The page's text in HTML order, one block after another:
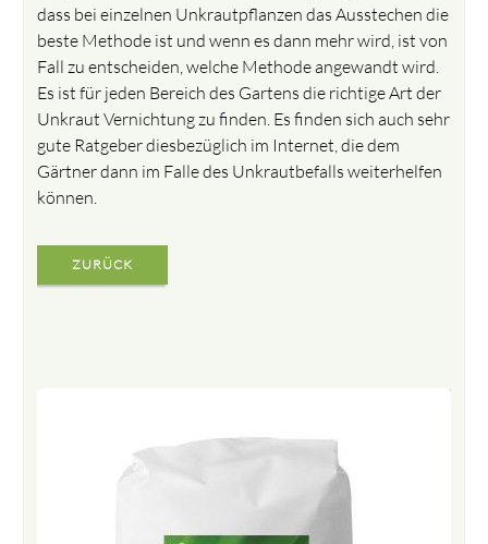
dass bei einzelnen Unkrautpflanzen das Ausstechen die
beste Methode ist und wenn es dann mehr wird, ist von
Fall zu entscheiden, welche Methode angewandt wird.
Es ist für jeden Bereich des Gartens die richtige Art der
Unkraut Vernichtung zu finden. Es finden sich auch sehr
gute Ratgeber diesbezüglich im Internet, die dem
Gärtner dann im Falle des Unkrautbefalls weiterhelfen
können.
ZURÜCK